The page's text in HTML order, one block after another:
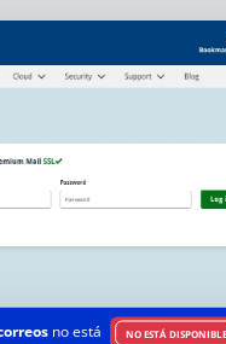
no está NO ESTÁ DISPONIBLE